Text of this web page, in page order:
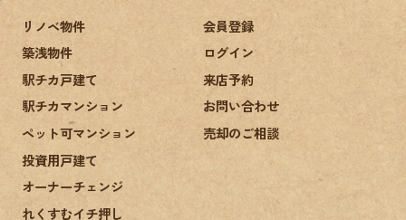
リノベ物件
築浅物件
駅チカ戸建て
駅チカマンション
ペット可マンション
投資用戸建て
オーナーチェンジ
れくすむイチ押し
会員登録
ログイン
来店予約
お問い合わせ
売却のご相談